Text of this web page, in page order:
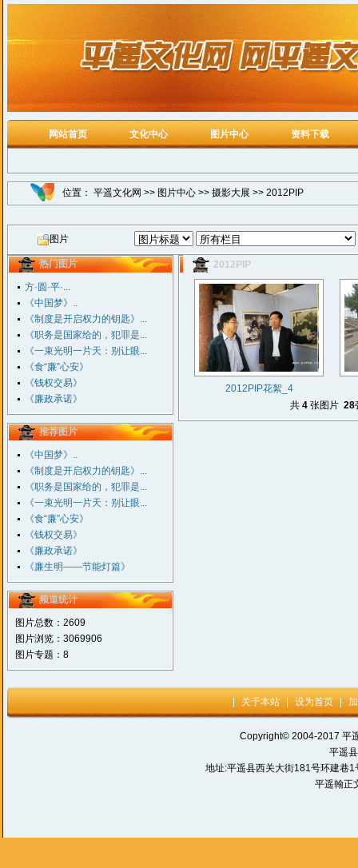
网站首页 文化中心 图片中心 资料下载
位置： 平遥文化网 >> 图片中心 >> 摄影大展 >> 2012PIP
图片
热门图片
方·圆·平·...
《中国梦》..
《制度是开启权力的钥匙》...
《职务是国家给的，犯罪是...
《一束光明一片天：别让眼...
《食“廉”心安》
《钱权交易》
《廉政承诺》
推荐图片
《中国梦》..
《制度是开启权力的钥匙》...
《职务是国家给的，犯罪是...
《一束光明一片天：别让眼...
《食“廉”心安》
《钱权交易》
《廉政承诺》
《廉生明——节能灯篇》
频道统计
图片总数：2609
图片浏览：3069906
图片专题：8
2012PIP
2012PIP花絮_4
共 4 张图片 28
关于本站 设为首页
Copyright© 2004-2017 平
平遥
地址:平遥县西关大街181号环建
平遥翰正